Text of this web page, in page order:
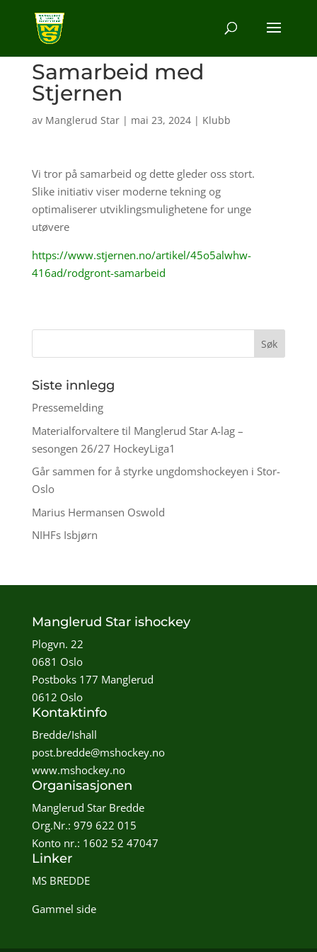
Samarbeid med
Stjernen
av Manglerud Star| mai 23, 2024| Klubb
Vi tror på samarbeid og dette gleder oss stort.
Slike initiativ viser moderne tekning og
optimaliserer utviklingsmulighetene for unge
utøvere
https://www.stjernen.no/artikel/45o5alwhw-
416ad/rodgront-samarbeid
Siste innlegg
Pressemelding
Materialforvaltere til Manglerud Star A-lag –
sesongen 26/27 HockeyLiga1
Går sammen for å styrke ungdomshockeyen i Stor-
Oslo
Marius Hermansen Oswold
NIHFs Isbjørn
Manglerud Star ishockey
Plogvn. 22
0681 Oslo
Postboks 177 Manglerud
0612 Oslo
Kontaktinfo
Bredde/Ishall
post.bredde@mshockey.no
www.mshockey.no
Organisasjonen
Manglerud Star Bredde
Org.Nr.: 979 622 015
Konto nr.: 1602 52 47047
Linker
MS BREDDE
Gammel side